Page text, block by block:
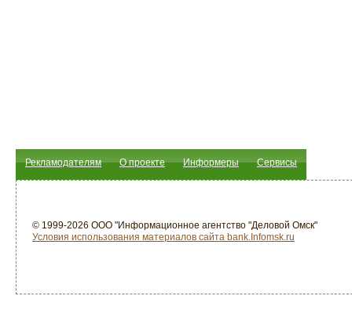
Рекламодателям О проекте Информеры Сервисы
© 1999-2026 ООО "Информационное агентство "Деловой Омск"
Условия использования материалов сайта bank.Infomsk.ru